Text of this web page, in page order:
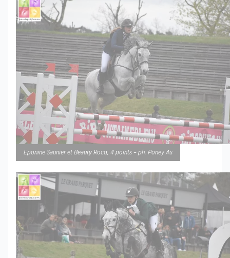
Eponine Saunier et Beauty Rocq, 4 points – ph. Poney As